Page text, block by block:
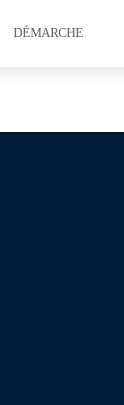
DÉMARCHE